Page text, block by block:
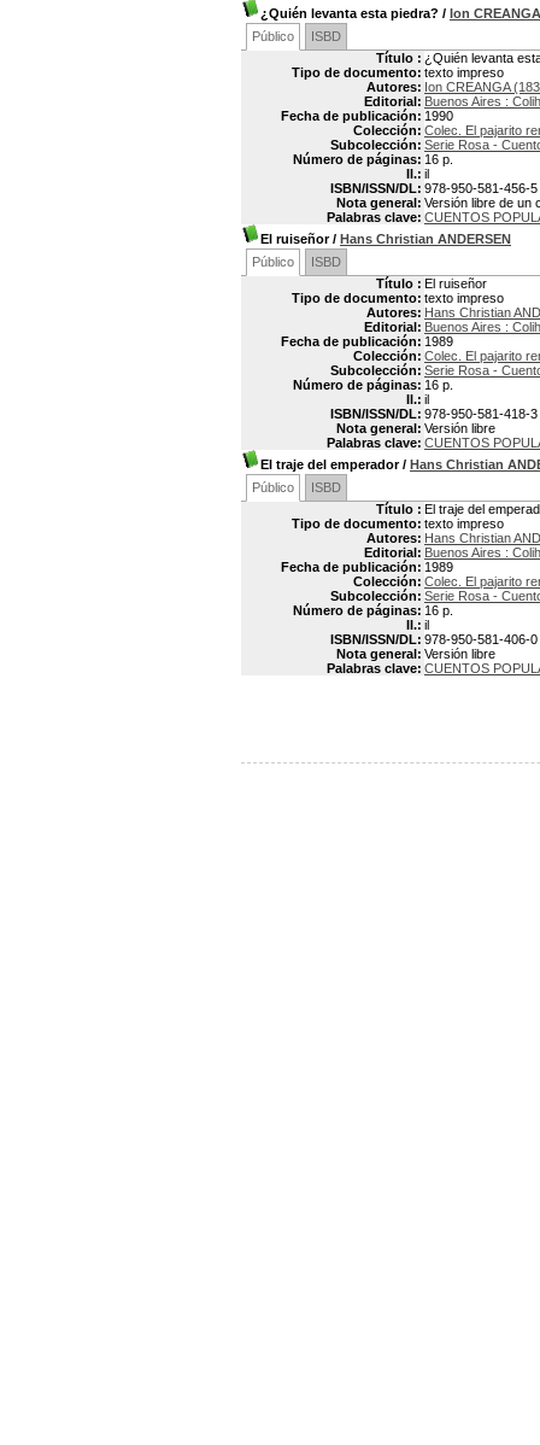
¿Quién levanta esta piedra? / Ion CREANGA
Público
ISBD
Título : ¿Quién levanta
Tipo de documento: texto impreso
Autores: Ion CREANGA
Editorial: Buenos Aires :
Fecha de publicación: 1990
Colección: Colec. El pajarito
Subcolección: Serie Rosa -
Número de páginas: 16 p.
Il.: il
ISBN/ISSN/DL: 978-950-581-456-5
Nota general: Versión libre de un
Palabras clave: CUENTOS
El ruiseñor/ Hans Christian ANDERSEN
Público
ISBD
Título : El ruiseñor
Tipo de documento: texto impreso
Autores: Hans Christian
Editorial: Buenos Aires :
Fecha de publicación: 1989
Colección: Colec. El pajarito
Subcolección: Serie Rosa -
Número de páginas: 16 p.
Il.: il
ISBN/ISSN/DL: 978-950-581-418-3
Nota general: Versión libre
Palabras clave: CUENTOS
El traje del emperador/ Hans Christian
Público
ISBD
Título : El traje del
Tipo de documento: texto impreso
Autores: Hans Christian
Editorial: Buenos Aires :
Fecha de publicación: 1989
Colección: Colec. El pajarito
Subcolección: Serie Rosa -
Número de páginas: 16 p.
Il.: il
ISBN/ISSN/DL: 978-950-581-406-0
Nota general: Versión libre
Palabras clave: CUENTOS